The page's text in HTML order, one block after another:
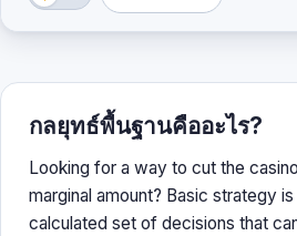
กลยุทธ์พื้นฐานคืออะไร?
Looking for a way to cut the
marginal amount? Basic strategy
calculated set of decisions that